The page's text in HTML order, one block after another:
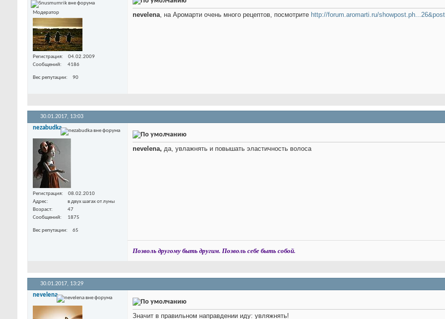
Модератор
Регистрация
04.02.2009
Сообщений
4186
Вес репутации 90
nevelena, на Аромарти очень много рецептов, посмотрите http://forum.aromarti.ru/
30.01.2017, 13:03
nezabudka
Регистрация
08.02.2010
Адрес
в двух шагах от луны
Возраст
47
Сообщений
1875
Вес репутации 65
nevelena, да, увлажнять и повышать эластичность волоса
Позволь другому быть другим. Позволь себе быть собой.
30.01.2017, 13:29
nevelena
Значит в правильном направдении иду: увляжнять!